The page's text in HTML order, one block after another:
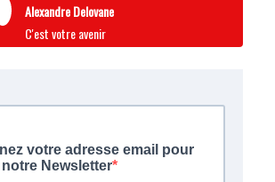
Alexandre Delovane
C'est votre avenir